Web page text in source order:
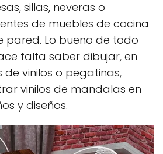
sillas, neveras o
de muebles de cocina
pared. Lo bueno de todo
falta saber dibujar, en
vinilos o pegatinas,
vinilos de mandalas en
y diseños.